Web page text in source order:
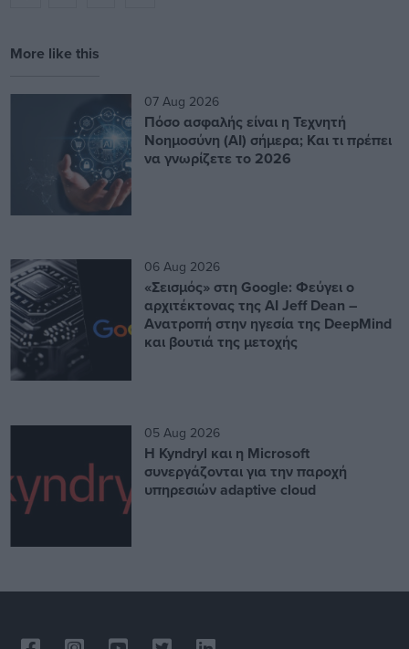
More like this
07 Aug 2026
Πόσο ασφαλής είναι η Τεχνητή
Νοημοσύνη (AI) σήμερα; Και τι πρέπει
να γνωρίζετε το 2026
06 Aug 2026
«Σεισμός» στη Google: Φεύγει ο
αρχιτέκτονας της AI Jeff Dean –
Ανατροπή στην ηγεσία της DeepMind
και βουτιά της μετοχής
05 Aug 2026
Η Kyndryl και η Microsoft
συνεργάζονται για την παροχή
υπηρεσιών adaptive cloud